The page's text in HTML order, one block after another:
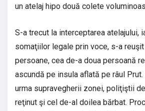
un atelaj hipo două colete
S-a trecut la interceptarea atelajului,
somaţiilor legale prin voce, s-a
persoane, cea de-a doua persoană
ascundă pe insula aflată pe râul
urma supravegherii zonei, poliţiştii
reţinut şi cel de-al doilea bărbat.